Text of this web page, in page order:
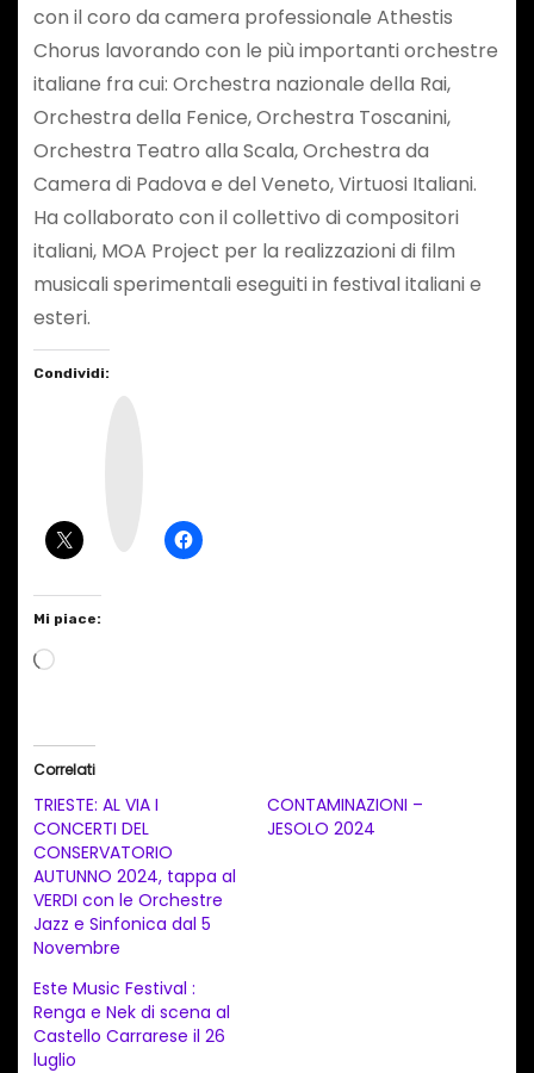
con il coro da camera professionale Athestis
Chorus lavorando con le più importanti orchestre
italiane fra cui: Orchestra nazionale della Rai,
Orchestra della Fenice, Orchestra Toscanini,
Orchestra Teatro alla Scala, Orchestra da
Camera di Padova e del Veneto, Virtuosi Italiani.
Ha collaborato con il collettivo di compositori
italiani, MOA Project per la realizzazioni di film
musicali sperimentali eseguiti in festival italiani e
esteri.
Condividi:
Mi piace:
C
a
m
e
n
t
o
i
n
Correlati
TRIESTE: AL VIA I
CONCERTI DEL
CONSERVATORIO
AUTUNNO 2024, tappa al
VERDI con le Orchestre
Jazz e Sinfonica dal 5
Novembre
CONTAMINAZIONI –
JESOLO 2024
Este Music Festival :
Renga e Nek di scena al
Castello Carrarese il 26
luglio